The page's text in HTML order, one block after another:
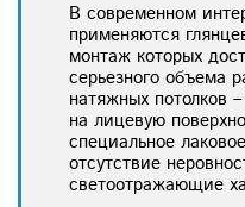
В современном
применяются
монтаж которых
серьезного объема
натяжных потолков
на лицевую
специальное
отсутствие
светоотражающие